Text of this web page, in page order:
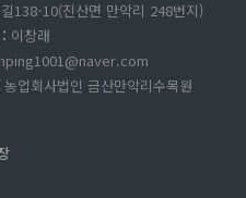
138-10(진산면 만악리 248번지)
이창래
업회사법인 금산만악리수목원